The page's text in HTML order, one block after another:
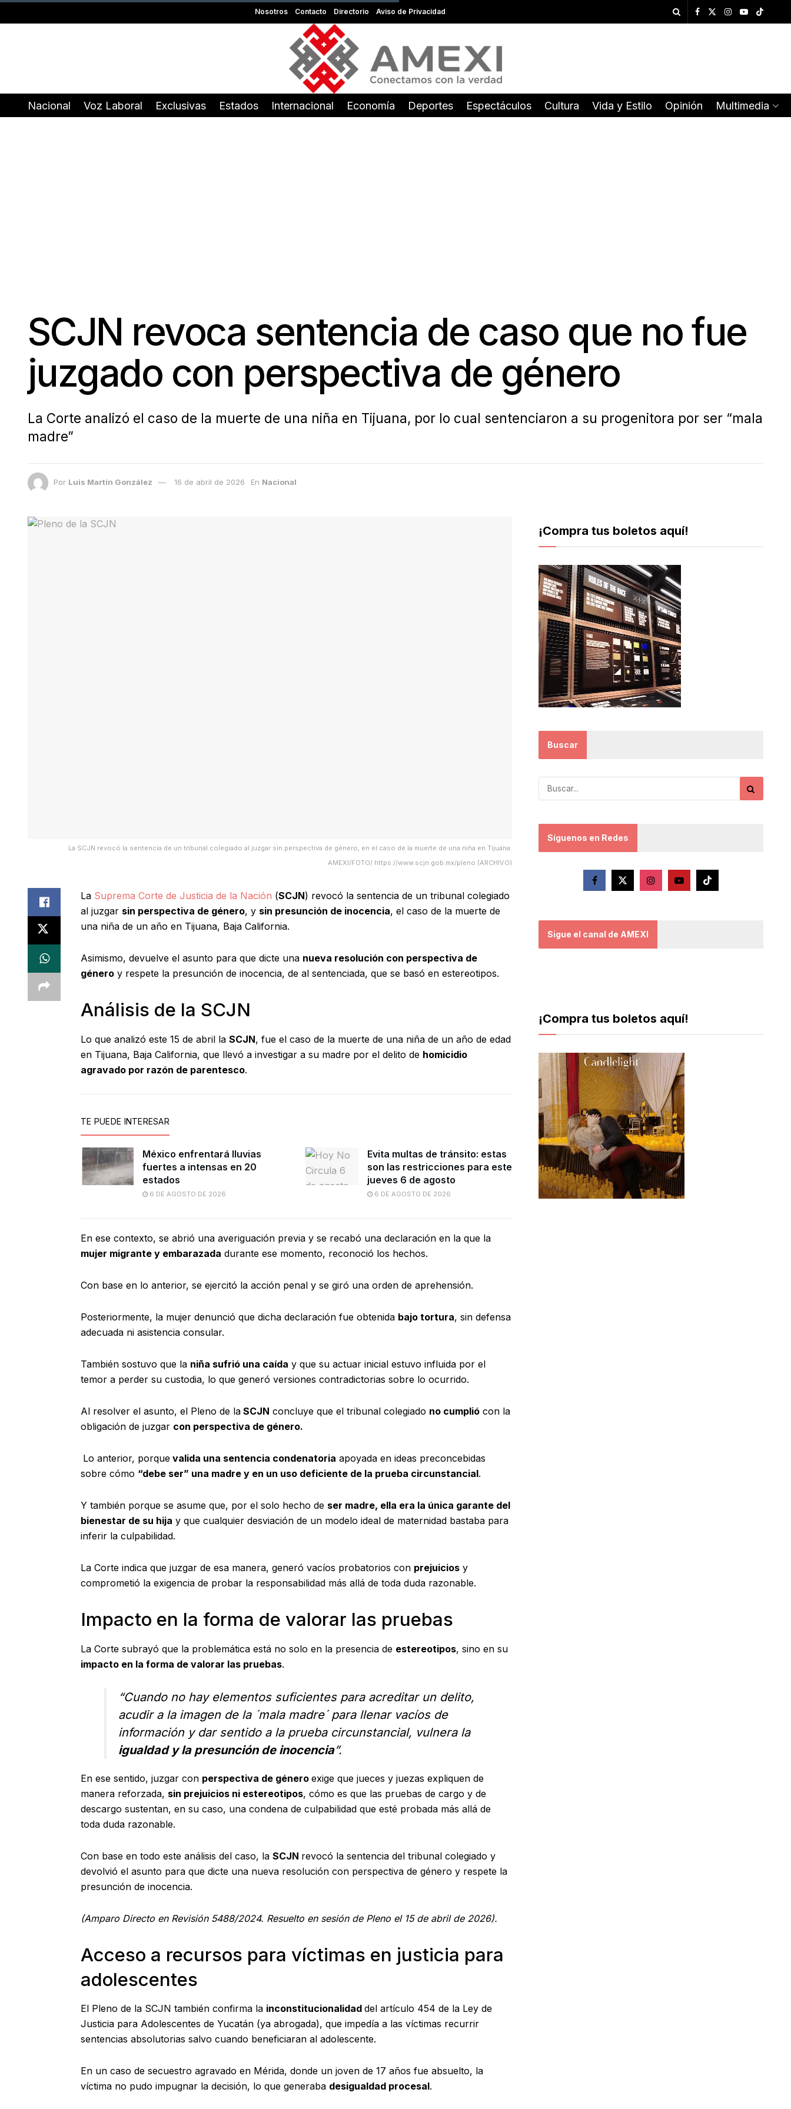
Nosotros Contacto Directorio Aviso de Privacidad
Nacional Voz Laboral Exclusivas Estados Internacional Economía Deportes Espectáculos Cultura Vida y Estilo Opinión Multimedia
SCJN revoca sentencia de caso que no fue
juzgado con perspectiva de género
La Corte analizó el caso de la muerte de una niña en Tijuana, por lo cual sentenciaron a su progenitora por ser “mala
madre”
Por Luis Martín González 16 de abril de 2026 En Nacional
La SCJN revocó la sentencia de un tribunal colegiado al juzgar sin perspectiva de género, en el caso de la muerte de una niña en Tijuana.
AMEXI/FOTO/ https://www.scjn.gob.mx/pleno (ARCHIVO)
La Suprema Corte de Justicia de la Nación (SCJN) revocó la sentencia de un tribunal colegiado
al juzgar sin perspectiva de género, y sin presunción de inocencia, el caso de la muerte de
una niña de un año en Tijuana, Baja California.
Asimismo, devuelve el asunto para que dicte una nueva resolución con perspectiva de
género y respete la presunción de inocencia, de al sentenciada, que se basó en estereotipos.
Análisis de la SCJN
Lo que analizó este 15 de abril la SCJN, fue el caso de la muerte de una niña de un año de edad
en Tijuana, Baja California, que llevó a investigar a su madre por el delito de homicidio
agravado por razón de parentesco.
TE PUEDE INTERESAR
México enfrentará lluvias
fuertes a intensas en 20
estados
6 DE AGOSTO DE 2026
Evita multas de tránsito: estas
son las restricciones para este
jueves 6 de agosto
6 DE AGOSTO DE 2026
En ese contexto, se abrió una averiguación previa y se recabó una declaración en la que la
mujer migrante y embarazada durante ese momento, reconoció los hechos.
Con base en lo anterior, se ejercitó la acción penal y se giró una orden de aprehensión.
Posteriormente, la mujer denunció que dicha declaración fue obtenida bajo tortura, sin defensa
adecuada ni asistencia consular.
También sostuvo que la niña sufrió una caída y que su actuar inicial estuvo influida por el
temor a perder su custodia, lo que generó versiones contradictorias sobre lo ocurrido.
Al resolver el asunto, el Pleno de la SCJN concluye que el tribunal colegiado no cumplió con la
obligación de juzgar con perspectiva de género.
Lo anterior, porque valida una sentencia condenatoria apoyada en ideas preconcebidas
sobre cómo “debe ser” una madre y en un uso deficiente de la prueba circunstancial.
Y también porque se asume que, por el solo hecho de ser madre, ella era la única garante del
bienestar de su hija y que cualquier desviación de un modelo ideal de maternidad bastaba para
inferir la culpabilidad.
La Corte indica que juzgar de esa manera, generó vacíos probatorios con prejuicios y
comprometió la exigencia de probar la responsabilidad más allá de toda duda razonable.
Impacto en la forma de valorar las pruebas
La Corte subrayó que la problemática está no solo en la presencia de estereotipos, sino en su
impacto en la forma de valorar las pruebas.
“Cuando no hay elementos suficientes para acreditar un delito,
acudir a la imagen de la ´mala madre´ para llenar vacíos de
información y dar sentido a la prueba circunstancial, vulnera la
igualdad y la presunción de inocencia”.
En ese sentido, juzgar con perspectiva de género exige que jueces y juezas expliquen de
manera reforzada, sin prejuicios ni estereotipos, cómo es que las pruebas de cargo y de
descargo sustentan, en su caso, una condena de culpabilidad que esté probada más allá de
toda duda razonable.
Con base en todo este análisis del caso, la SCJN revocó la sentencia del tribunal colegiado y
devolvió el asunto para que dicte una nueva resolución con perspectiva de género y respete la
presunción de inocencia.
(Amparo Directo en Revisión 5488/2024. Resuelto en sesión de Pleno el 15 de abril de 2026).
Acceso a recursos para víctimas en justicia para
adolescentes
El Pleno de la SCJN también confirma la inconstitucionalidad del artículo 454 de la Ley de
Justicia para Adolescentes de Yucatán (ya abrogada), que impedía a las víctimas recurrir
sentencias absolutorias salvo cuando beneficiaran al adolescente.
En un caso de secuestro agravado en Mérida, donde un joven de 17 años fue absuelto, la
víctima no pudo impugnar la decisión, lo que generaba desigualdad procesal.
¡Compra tus boletos aquí!
Buscar
Síguenos en Redes
Sigue el canal de AMEXI
¡Compra tus boletos aquí!